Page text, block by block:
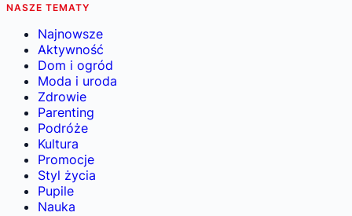
NASZE TEMATY
Najnowsze
Aktywność
Dom i ogród
Moda i uroda
Zdrowie
Parenting
Podróże
Kultura
Promocje
Styl życia
Pupile
Nauka